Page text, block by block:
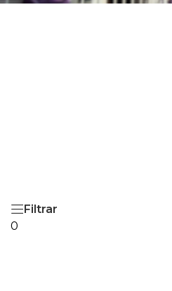
Filtrar
0